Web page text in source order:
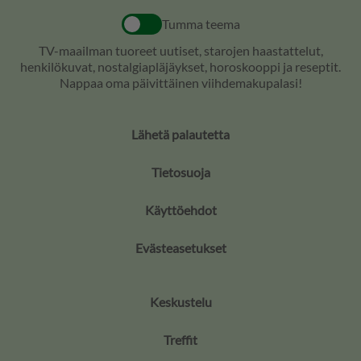
Tumma teema
TV-maailman tuoreet uutiset, starojen haastattelut,
henkilökuvat, nostalgiapläjäykset, horoskooppi ja reseptit.
Nappaa oma päivittäinen viihdemakupalasi!
Lähetä palautetta
Tietosuoja
Käyttöehdot
Evästeasetukset
Keskustelu
Treffit